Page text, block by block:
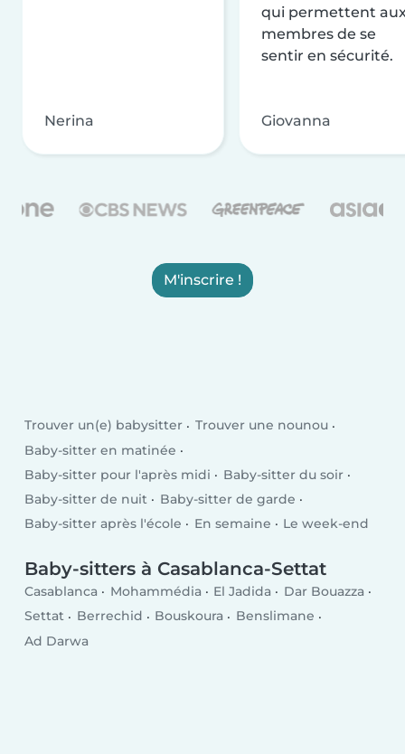
Nerina
qui permettent
membres de se
sentir en sécurité.
Giovanna
M'inscrire !
Trouver un(e) babysitter
Trouver une nounou
Baby-sitter en matinée
Baby-sitter pour l'après midi
Baby-sitter du soir
Baby-sitter de nuit
Baby-sitter de garde
Baby-sitter après l'école
En semaine Le week-end
Baby-sitters à Casablanca-Settat
Casablanca Mohammédia El Jadida
Dar Bouazza
Settat
Berrechid Bouskoura
Benslimane
Ad Darwa